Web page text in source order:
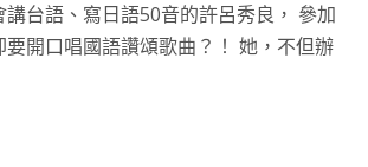
台語、寫日語50音的許呂秀良， 參加
開口唱國語讚頌歌曲？！ 她，不但辦